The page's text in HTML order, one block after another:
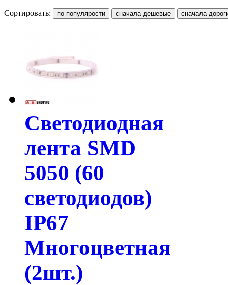
Сортировать:
Светодиодная
лента SMD
5050 (60
светодиодов)
IP67
Многоцветная
(2шт.)